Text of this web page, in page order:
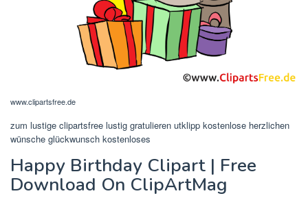
www.clipartsfree.de
zum lustige clipartsfree lustig gratulieren utklipp kostenlose herzlichen
wünsche glückwunsch kostenloses
Happy Birthday Clipart | Free
Download On ClipArtMag